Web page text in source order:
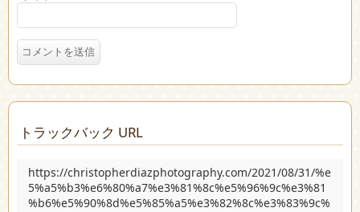
トラックバック URL
https://christopherdiazphotography.com/2021/08/31/%e
5%a5%b3%e6%80%a7%e3%81%8c%e5%96%9c%e3%81
%b6%e5%90%8d%e5%85%a5%e3%82%8c%e3%83%9c%